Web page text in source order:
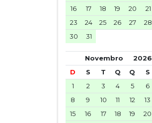
16
17 18 19 20 21
23
24 25 26 27 28
30
31
Novembro2026
D
S T Q Q S
1
2 3 4 5 6
8
9 10 11 12 13
15
16 17 18 19 20